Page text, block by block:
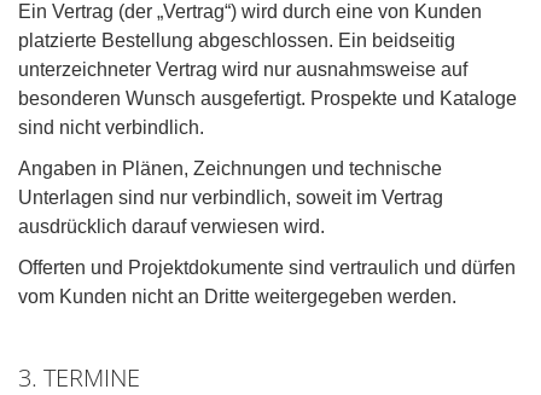
Ein Vertrag (der „Vertrag“) wird durch eine von Kunden
platzierte Bestellung abgeschlossen. Ein beidseitig
unterzeichneter Vertrag wird nur ausnahmsweise auf
besonderen Wunsch ausgefertigt. Prospekte und Kataloge
sind nicht verbindlich.
Angaben in Plänen, Zeichnungen und technische
Unterlagen sind nur verbindlich, soweit im Vertrag
ausdrücklich darauf verwiesen wird.
Offerten und Projektdokumente sind vertraulich und dürfen
vom Kunden nicht an Dritte weitergegeben werden.
3. TERMINE